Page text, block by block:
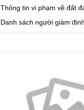
Thông tin vi phạm về đất
Danh sách người giám